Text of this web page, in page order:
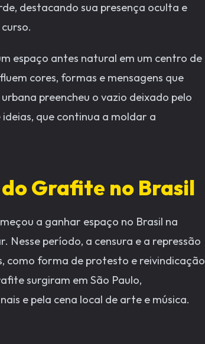
destacando sua presença oculta e
espaço antes natural em um centro de
cores, formas e mensagens que
preencheu o vazio deixado pelo
que continua a moldar a
Grafite no Brasil
a ganhar espaço no Brasil na
período, a censura e a repressão
como forma de protesto e reivindicação
surgiram em São Paulo,
e pela cena local de arte e música.